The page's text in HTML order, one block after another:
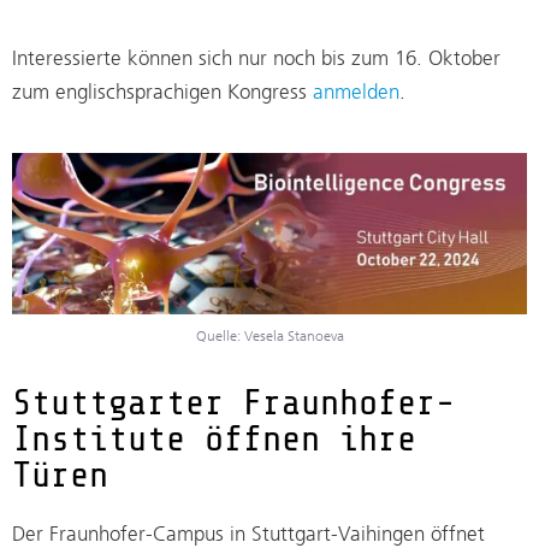
Interessierte können sich nur noch bis zum 16. Oktober
zum englischsprachigen Kongress anmelden.
Quelle: Vesela Stanoeva
Stuttgarter Fraunhofer-
Institute öffnen ihre
Türen
Der Fraunhofer-Campus in Stuttgart-Vaihingen öffnet